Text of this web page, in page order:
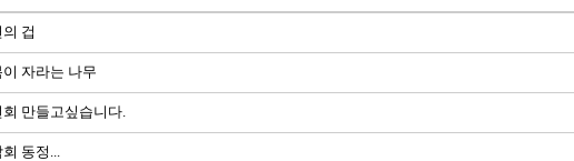
겁
자라는 나무
회 만들고싶습니다.
동정...